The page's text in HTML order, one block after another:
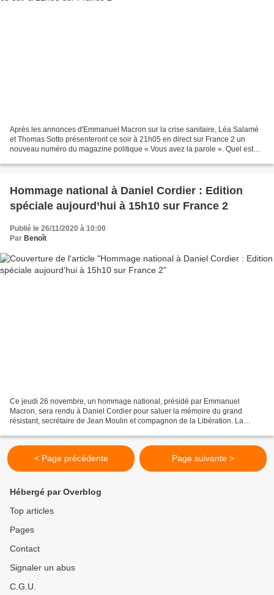
Après les annonces d'Emmanuel Macron sur la crise sanitaire, Léa Salamé
et Thomas Sotto présenteront ce soir à 21h05 en direct sur France 2 un
nouveau numéro du magazine politique « Vous avez la parole ». Quel est
Hommage national à Daniel Cordier : Edition
spéciale aujourd’hui à 15h10 sur France 2
Publié le 26/11/2020 à 10:00
Par Benoît
Ce jeudi 26 novembre, un hommage national, présidé par Emmanuel
Macron, sera rendu à Daniel Cordier pour saluer la mémoire du grand
résistant, secrétaire de Jean Moulin et compagnon de la Libération. La
< Page précédente Page suivante >
Hébergé par Overblog
Top articles
Pages
Contact
Signaler un abus
C.G.U.